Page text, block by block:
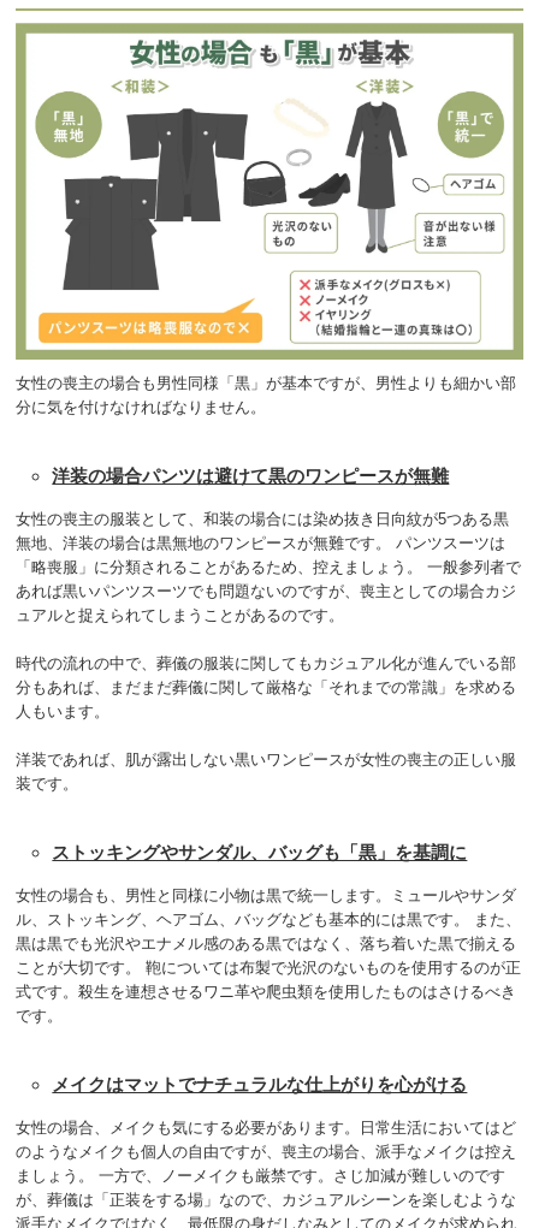
女性の喪主の場合も男性同様「黒」が基本ですが、男性よりも細かい部
分に気を付けなければなりません。
洋装の場合パンツは避けて黒のワンピースが無難
女性の喪主の服装として、和装の場合には染め抜き日向紋が5つある黒
無地、洋装の場合は黒無地のワンピースが無難です。 パンツスーツは
「略喪服」に分類されることがあるため、控えましょう。 一般参列者で
あれば黒いパンツスーツでも問題ないのですが、喪主としての場合カジ
ュアルと捉えられてしまうことがあるのです。
時代の流れの中で、葬儀の服装に関してもカジュアル化が進んでいる部
分もあれば、まだまだ葬儀に関して厳格な「それまでの常識」を求める
人もいます。
洋装であれば、肌が露出しない黒いワンピースが女性の喪主の正しい服
装です。
ストッキングやサンダル、バッグも「黒」を基調に
女性の場合も、男性と同様に小物は黒で統一します。ミュールやサンダ
ル、ストッキング、ヘアゴム、バッグなども基本的には黒です。 また、
黒は黒でも光沢やエナメル感のある黒ではなく、落ち着いた黒で揃える
ことが大切です。 鞄については布製で光沢のないものを使用するのが正
式です。殺生を連想させるワニ革や爬虫類を使用したものはさけるべき
です。
メイクはマットでナチュラルな仕上がりを心がける
女性の場合、メイクも気にする必要があります。日常生活においてはど
のようなメイクも個人の自由ですが、喪主の場合、派手なメイクは控え
ましょう。 一方で、ノーメイクも厳禁です。さじ加減が難しいのです
が、葬儀は「正装をする場」なので、カジュアルシーンを楽しむような
派手なメイクではなく、最低限の身だしなみとしてのメイクが求められ